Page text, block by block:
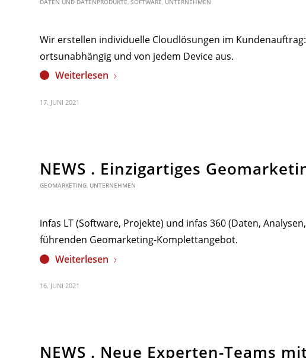
DATEN UND DATENPRODUKTE, SOFTWARE, UNTERNEHMEN
Wir erstellen individuelle Cloudlösungen im
ortsunabhängig und von jedem Device aus.
Weiterlesen
17. JUNI 2021
NEWS . Einzigartiges
GEOMARKETING, UNTERNEHMEN
infas LT (Software, Projekte) und infas 360 (Daten,
führenden Geomarketing-Komplettangebot.
Weiterlesen
16. JUNI 2021
NEWS . Neue Experten-Teams